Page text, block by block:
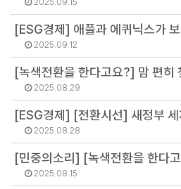
2025.09.15
2025.09.12
2025.08.29
2025.08.28
2025.08.15